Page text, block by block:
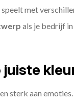
speelt met
als je bedrijf
juiste
sterk aan emoties.